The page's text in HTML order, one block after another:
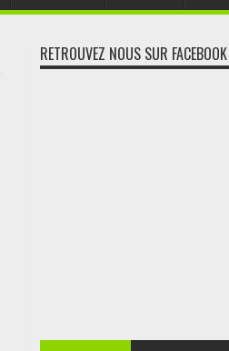
RETROUVEZ NOUS SUR FACEBOOK